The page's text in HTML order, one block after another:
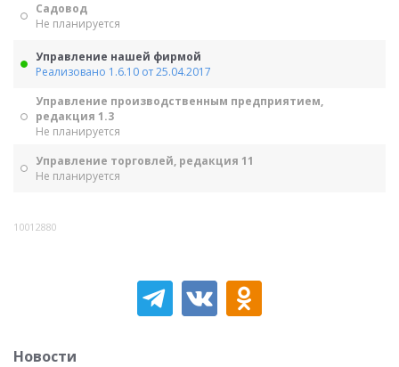
Садовод
Не планируется
Управление нашей фирмой
Реализовано 1.6.10 от 25.04.2017
Управление производственным предприятием,
редакция 1.3
Не планируется
Управление торговлей, редакция 11
Не планируется
10012880
Новости